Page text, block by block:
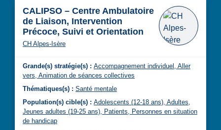
CALIPSO – Centre Ambulatoire
de Liaison, Intervention
Précoce, Suivi et Orientation
CH Alpes-Isère
Grande(s) stratégie(s) : Accompagnement individuel, Aller
vers, Animation de séances collectives
Thématiques(s) : Santé mentale
Population(s) cible(s) : Adolescents (12-18 ans), Adultes,
Jeunes adultes (19-25 ans), Patients, Personnes en situation
de handicap